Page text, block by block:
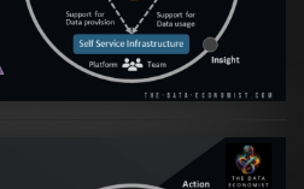
VIEW